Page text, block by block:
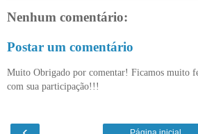
Nenhum comentário:
Postar um comentário
Muito Obrigado por comentar! Ficamos muito
com sua participação!!!